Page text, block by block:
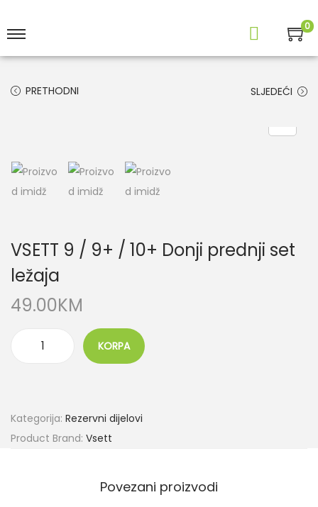
0
PRETHODNI SLJEDEĆI
VSETT 9 / 9+ / 10+ Donji prednji set
ležaja
49.00KM
KORPA
Kategorija: Rezervni dijelovi
Product Brand: Vsett
Povezani proizvodi